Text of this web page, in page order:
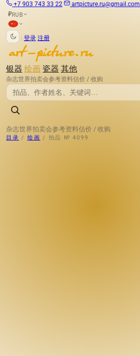
+7 903 743 33 22 artpicture.ru@gmail.com
₽RUB
登录 注册
银器 绘画 瓷器 其他
杂志世界拍卖会参考资料估价 / 收购
杂志世界拍卖会参考资料估价 / 收购
目录 / 绘画 / 拍品 № 4099